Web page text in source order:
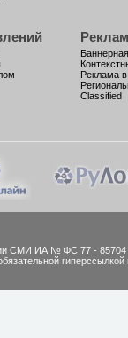
Реклама
Classified
СМИ ИА № ФС 77 - 85704
гиперссылкой